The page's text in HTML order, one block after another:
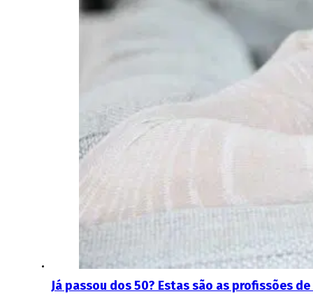
Já passou dos 50? Estas são as profissões